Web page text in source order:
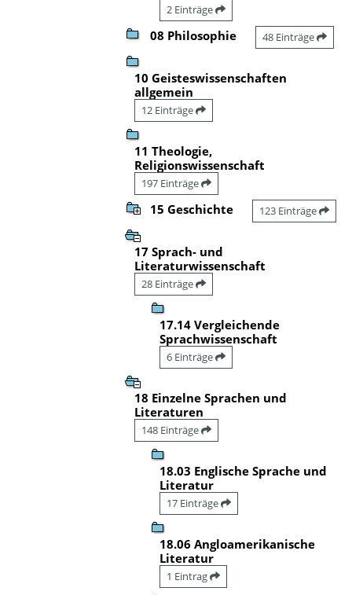
2 Einträge
08 Philosophie 48 Einträge
10 Geisteswissenschaften
allgemein
12 Einträge
11 Theologie,
Religionswissenschaft
197 Einträge
15 Geschichte 123 Einträge
17 Sprach- und
Literaturwissenschaft
28 Einträge
17.14 Vergleichende
Sprachwissenschaft
6 Einträge
18 Einzelne Sprachen und
Literaturen
148 Einträge
18.03 Englische Sprache und
Literatur
17 Einträge
18.06 Angloamerikanische
Literatur
1 Eintrag